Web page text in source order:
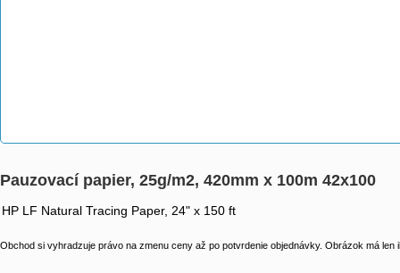
Pauzovací papier, 25g/m2, 420mm x 100m 42x100
HP LF Natural Tracing Paper, 24" x 150 ft
Obchod si vyhradzuje právo na zmenu ceny až po potvrdenie objednávky. Obrázok má len